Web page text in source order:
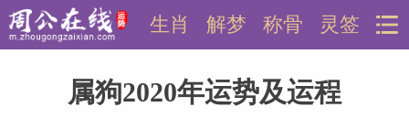
灵签
称骨
解梦
生肖
属狗2020年运势及运程